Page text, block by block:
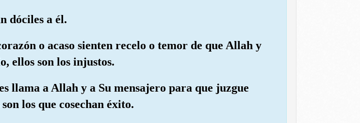
dóciles a él.
o acaso sienten recelo o temor de que Allah y
ellos son los injustos.
llama a Allah y a Su mensajero para que juzgue
los que cosechan éxito.